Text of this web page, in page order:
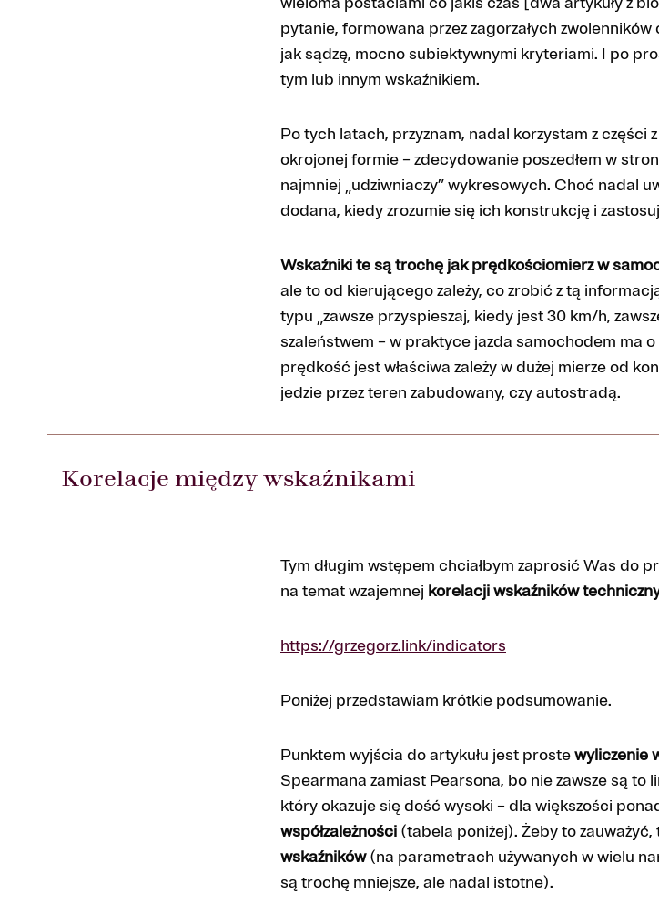
pytanie, formowana przez zagorzałych
jak sądzę, mocno subiektywnymi kryteriami. I po
tym lub innym wskaźnikiem.
Po tych latach, przyznam, nadal korzystam z części
okrojonej formie – zdecydowanie poszedłem w
najmniej „udziwniaczy” wykresowych. Choć nadal
dodana, kiedy zrozumie się ich konstrukcję i
Wskaźniki te są trochę jak prędkościomierz w
ale to od kierującego zależy, co zrobić z tą
typu „zawsze przyspieszaj, kiedy jest 30 km/h,
szaleństwem – w praktyce jazda samochodem ma
prędkość jest właściwa zależy w dużej mierze od
jedzie przez teren zabudowany, czy autostradą.
Korelacje między wskaźnikami
Tym długim wstępem chciałbym zaprosić Was do
na temat wzajemnej korelacji wskaźników
https://grzegorz.link/indicators
Poniżej przedstawiam krótkie podsumowanie.
Punktem wyjścia do artykułu jest prostewyliczenie
Spearmana zamiast Pearsona, bo nie zawsze są to
który okazuje się dość wysoki – dla większości
współzależności (tabela poniżej). Żeby to
wskaźników(na parametrach używanych w wielu
są trochę mniejsze, ale nadal istotne).